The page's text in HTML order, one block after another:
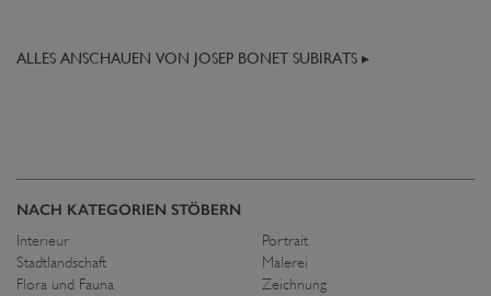
ALLES ANSCHAUEN VON JOSEP BONET SUBIRATS ▸
NACH KATEGORIEN STÖBERN
Interieur
Stadtlandschaft
Flora und Fauna
Portrait
Malerei
Zeichnung